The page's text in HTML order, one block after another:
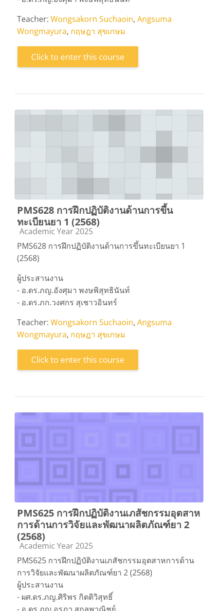
Teacher: Wongsakorn Suchaoin, Angsuma
Wongmayura, กฤษฎา สุขเกษม
Click to enter this course
PMS628 การฝึกปฏิบัติงานด้านการขึ้น
ทะเบียนยา 1 (2568)
Course category
Academic Year 2025
PMS628 การฝึกปฏิบัติงานด้านการขึ้นทะเบียนยา 1
(2568)
ผู้ประสานงาน
- อ.ดร.ภญ.อังศุมา พงษพิสุทธินันท์
- อ.ดร.ภก.วงศกร สุเชาวอินทร์
Teacher: Wongsakorn Suchaoin, Angsuma
Wongmayura, กฤษฎา สุขเกษม
Click to enter this course
PMS625 การฝึกปฏิบัติงานเภสัชกรรมอุตสาห
การด้านการวิจัยและพัฒนาผลิตภัณฑ์ยา 2
(2568)
Course category
Academic Year 2025
PMS625 การฝึกปฏิบัติงานเภสัชกรรมอุตสาหการด้าน
การวิจัยและพัฒนาผลิตภัณฑ์ยา 2 (2568)
ผู้ประสานงาน
- ผศ.ดร.ภญ.ศิริพร กิตติวิสุทธิ์